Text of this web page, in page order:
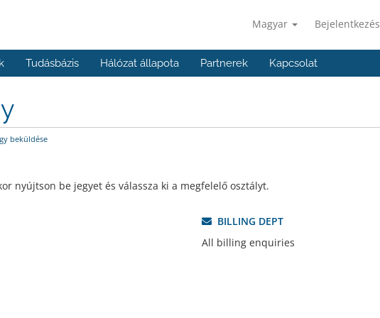
Magyar Bejelentkezés
Tudásbázis Hálózat állapota Partnerek Kapcsolat
beküldése
nyújtson be jegyet és válassza ki a megfelelő osztályt.
BILLING DEPT
All billing enquiries